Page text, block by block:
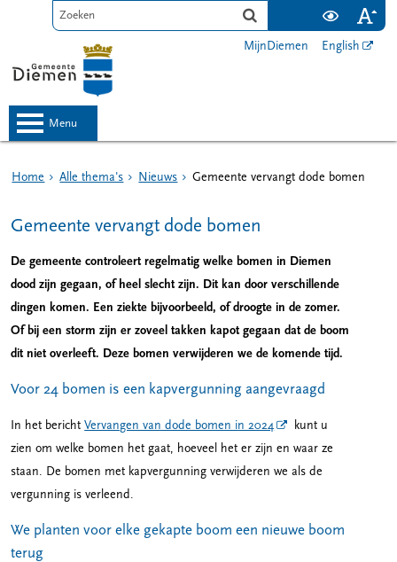
MijnDiemen English
menu
Home Alle thema's Nieuws Gemeente vervangt dode bomen
Gemeente vervangt dode bomen
De gemeente controleert regelmatig welke bomen in Diemen
dood zijn gegaan, of heel slecht zijn. Dit kan door verschillende
dingen komen. Een ziekte bijvoorbeeld, of droogte in de zomer.
Of bij een storm zijn er zoveel takken kapot gegaan dat de boom
dit niet overleeft. Deze bomen verwijderen we de komende tijd.
Voor 24 bomen is een kapvergunning aangevraagd
In het berichtVervangen van dode bomen in 2024
kunt u
zien om welke bomen het gaat, hoeveel het er zijn en waar ze
staan. De bomen met kapvergunning verwijderen we als de
vergunning is verleend.
We planten voor elke gekapte boom een nieuwe boom
terug